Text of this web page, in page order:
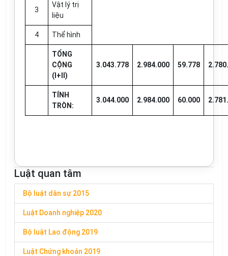
3
Vật lý trị
liệu
4 Thể hình
TỔNG
CỘNG
(I+II)
3.043.778 2.984.000 59.778
TÍNH
TRÒN:
3.044.000 2.984.000 60.000
Luật quan tâm
Bộ luật dân sự 2015
Luật Doanh nghiệp 2020
Bộ luật Lao động 2019
Luật Chứng khoán 2019